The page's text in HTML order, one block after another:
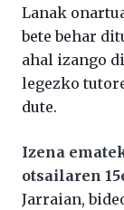
Lanak
bete behar
ahal izango
legezko
dute.
Izena
otsailaren
Jarraian,